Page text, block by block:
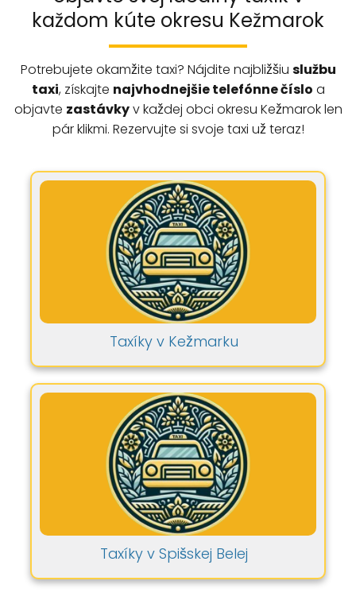
každom kúte okresu Kežmarok
Potrebujete okamžite taxi? Nájdite najbližšiu službu
taxi, získajte najvhodnejšie telefónne číslo a
objavte zastávkyv každej obci okresu Kežmarok len
pár klikmi. Rezervujte si svoje taxi už teraz!
Taxíky v Kežmarku
Taxíky v Spišskej Belej